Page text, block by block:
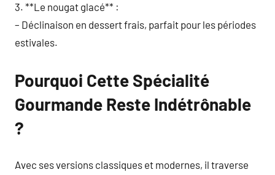
3. **Le nougat glacé** :
– Déclinaison en dessert frais, parfait pour les périodes
estivales.
Pourquoi Cette Spécialité
Gourmande Reste Indétrônable
?
Avec ses versions classiques et modernes, il traverse